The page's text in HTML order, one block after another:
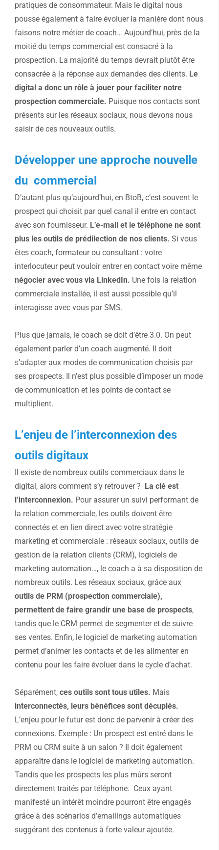
pratiques de consommateur. Mais le digital nous
pousse également à faire évoluer la manière dont nous
faisons notre métier de coach… Aujourd’hui, près de la
moitié du temps commercial est consacré à la
prospection. La majorité du temps devrait plutôt être
consacrée à la réponse aux demandes des clients. Le
digital a donc un rôle à jouer pour faciliter notre
prospection commerciale. Puisque nos contacts sont
présents sur les réseaux sociaux, nous devons nous
saisir de ces nouveaux outils.
Développer une approche nouvelle
du commercial
D’autant plus qu’aujourd’hui, en BtoB, c’est souvent le
prospect qui choisit par quel canal il entre en contact
avec son fournisseur. L’e-mail et le téléphone ne sont
plus les outils de prédilection de nos clients. Si vous
êtes coach, formateur ou consultant : votre
interlocuteur peut vouloir entrer en contact voire même
négocier avec vous via LinkedIn. Une fois la relation
commerciale installée, il est aussi possible qu’il
interagisse avec vous par SMS.
Plus que jamais, le coach se doit d’être 3.0. On peut
également parler d’un coach augmenté. Il doit
s’adapter aux modes de communication choisis par
ses prospects. Il n’est plus possible d’imposer un mode
de communication et les points de contact se
multiplient.
L’enjeu de l’interconnexion des
outils digitaux
Il existe de nombreux outils commerciaux dans le
digital, alors comment s’y retrouver ? La clé est
l’interconnexion. Pour assurer un suivi performant de
la relation commerciale, les outils doivent être
connectés et en lien direct avec votre stratégie
marketing et commerciale : réseaux sociaux, outils de
gestion de la relation clients (CRM), logiciels de
marketing automation…, le coach a à sa disposition de
nombreux outils. Les réseaux sociaux, grâce aux
outils de PRM (prospection commerciale),
permettent de faire grandir une base de prospects,
tandis que le CRM permet de segmenter et de suivre
ses ventes. Enfin, le logiciel de marketing automation
permet d’animer les contacts et de les alimenter en
contenu pour les faire évoluer dans le cycle d’achat.
Séparément, ces outils sont tous utiles. Mais
interconnectés, leurs bénéfices sont décuplés.
L’enjeu pour le futur est donc de parvenir à créer des
connexions. Exemple : Un prospect est entré dans le
PRM ou CRM suite à un salon ? Il doit également
apparaître dans le logiciel de marketing automation.
Tandis que les prospects les plus mûrs seront
directement traités par téléphone. Ceux ayant
manifesté un intérêt moindre pourront être engagés
grâce à des scénarios d’emailings automatiques
suggérant des contenus à forte valeur ajoutée.